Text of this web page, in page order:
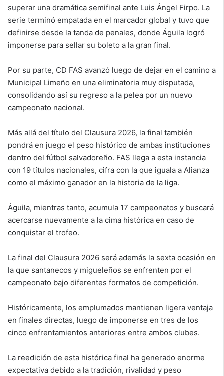
superar una dramática semifinal ante Luis Ángel Firpo. La
serie terminó empatada en el marcador global y tuvo que
definirse desde la tanda de penales, donde Águila logró
imponerse para sellar su boleto a la gran final.
Por su parte, CD FAS avanzó luego de dejar en el camino a
Municipal Limeño en una eliminatoria muy disputada,
consolidando así su regreso a la pelea por un nuevo
campeonato nacional.
Más allá del título del Clausura 2026, la final también
pondrá en juego el peso histórico de ambas instituciones
dentro del fútbol salvadoreño. FAS llega a esta instancia
con 19 títulos nacionales, cifra con la que iguala a Alianza
como el máximo ganador en la historia de la liga.
Águila, mientras tanto, acumula 17 campeonatos y buscará
acercarse nuevamente a la cima histórica en caso de
conquistar el trofeo.
La final del Clausura 2026 será además la sexta ocasión en
la que santanecos y migueleños se enfrenten por el
campeonato bajo diferentes formatos de competición.
Históricamente, los emplumados mantienen ligera ventaja
en finales directas, luego de imponerse en tres de los
cinco enfrentamientos anteriores entre ambos clubes.
La reedición de esta histórica final ha generado enorme
expectativa debido a la tradición, rivalidad y peso